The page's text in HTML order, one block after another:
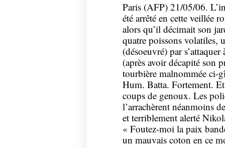
Paris (AFP) 21/05/06.
été arrêté en cette veillée
alors qu’il décimait son
quatre poissons
(désoeuvré) par
(après avoir décapité son
tourbière malnommée ci-
Hum. Batta. Fortement.
coups de genoux. Les
l’arrachèrent néanmoins
et terriblement alerté
« Foutez-moi la paix
un mauvais coton en ce